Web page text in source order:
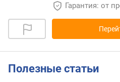
Гарантия: от
Полезные статьи